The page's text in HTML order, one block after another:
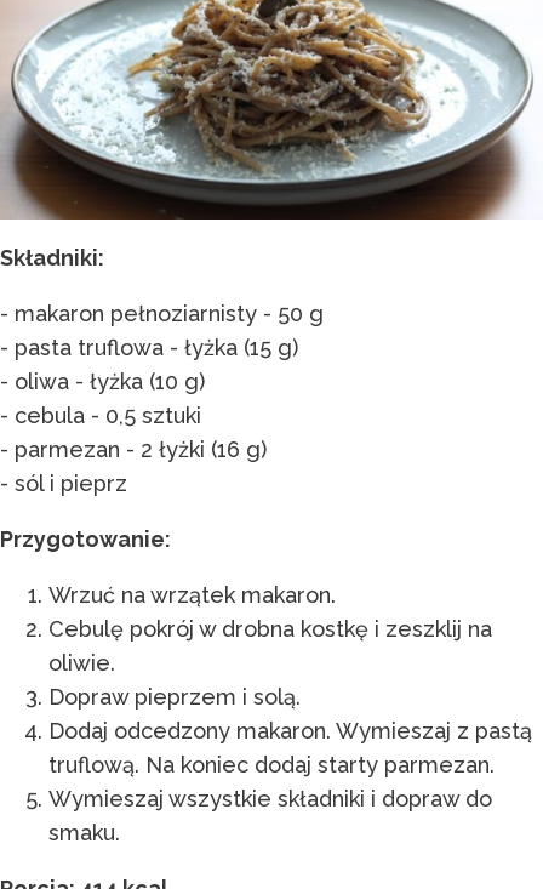
Składniki:
- makaron pełnoziarnisty - 50 g
- pasta truflowa - łyżka (15 g)
- oliwa - łyżka (10 g)
- cebula - 0,5 sztuki
- parmezan - 2 łyżki (16 g)
- sól i pieprz
Przygotowanie:
Wrzuć na wrzątek makaron.
Cebulę pokrój w drobna kostkę i zeszklij na
oliwie.
Dopraw pieprzem i solą.
Dodaj odcedzony makaron. Wymieszaj z pastą
truflową. Na koniec dodaj starty parmezan.
Wymieszaj wszystkie składniki i dopraw do
smaku.